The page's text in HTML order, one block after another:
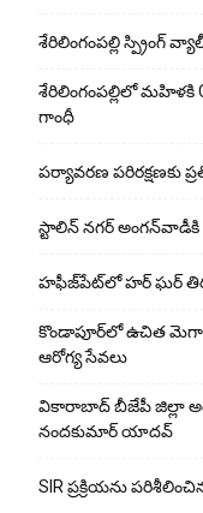
శేరిలింగంపల్లి స్ప్రింగ్
శేరిలింగంపల్లిలో మ‌హిళ‌కి
గాంధీ
పర్యావరణ పరిరక్షణకు
స్టాలిన్ నగర్ అంగన్‌వాడీకి
హఫీజ్‌పేట్‌లో హర్ ఘర్
కొండాపూర్‌లో ఉచిత మెగా
ఆరోగ్య సేవలు
వికారాబాద్ బీజేపీ జిల్లా
నందకుమార్ యాదవ్
SIR ప్రక్రియను